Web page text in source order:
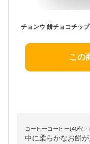
この
コーヒーコーヒー(40代・
中に柔らかなお餅